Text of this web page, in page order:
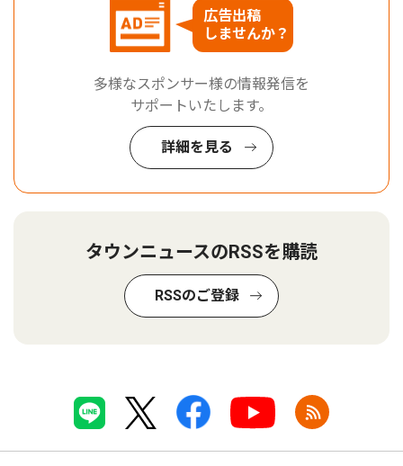
広告出稿
しませんか？
多様なスポンサー様の情報発信を
サポートいたします。
詳細を見る
タウンニュースのRSSを購読
RSSのご登録